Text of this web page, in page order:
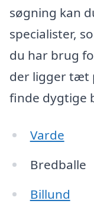
søgning kan
specialister,
du har brug
der ligger tæt
finde dygtige
Varde
Bredballe
Billund